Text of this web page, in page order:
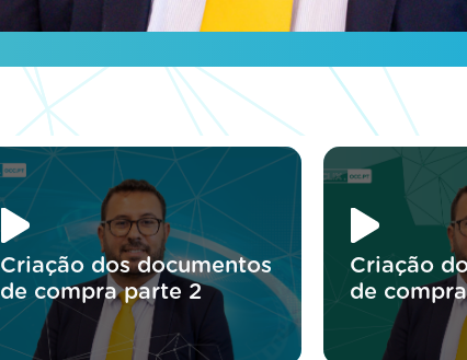
Criação dos documentos
de compra parte 2
Criação
de